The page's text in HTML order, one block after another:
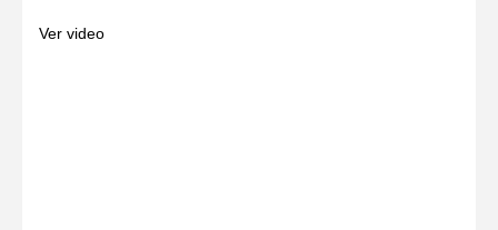
Ver video